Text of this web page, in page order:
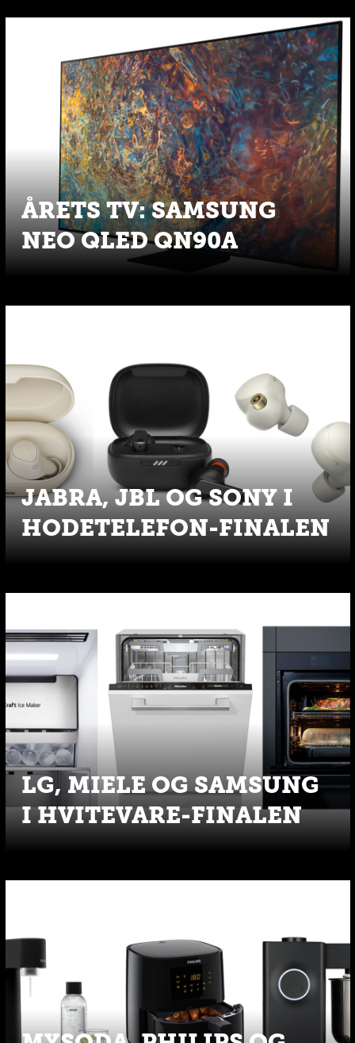
ÅRETS TV: SAMSUNG
NEO QLED QN90A
JABRA, JBL OG SONY I
HODETELEFON-FINALEN
LG, MIELE OG SAMSUNG
I HVITEVARE-FINALEN